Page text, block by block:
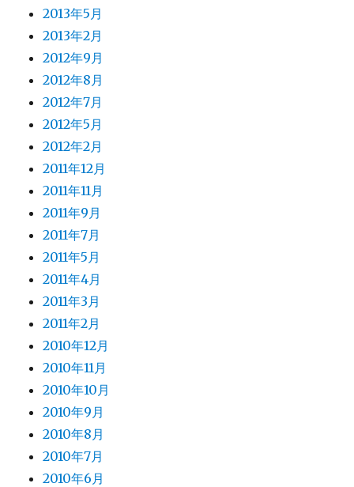
2013年5月
2013年2月
2012年9月
2012年8月
2012年7月
2012年5月
2012年2月
2011年12月
2011年11月
2011年9月
2011年7月
2011年5月
2011年4月
2011年3月
2011年2月
2010年12月
2010年11月
2010年10月
2010年9月
2010年8月
2010年7月
2010年6月